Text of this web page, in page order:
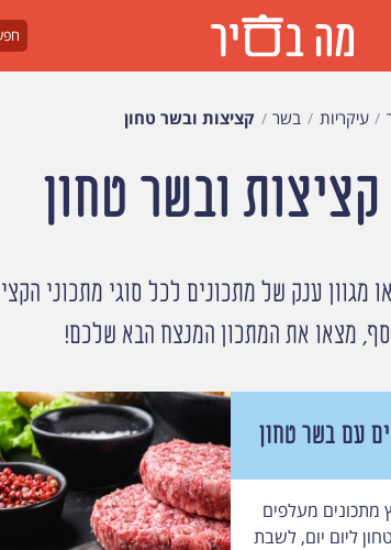
עיקריות בשר קציצות ובשר טחון
ובשר טחון
ענק של מתכונים לכל סוגי מתכוני
מצאו את המתכון המנצח הבא שלכם!
עם בשר טחון
מתכונים מעלפים
ליום יום, לשבת